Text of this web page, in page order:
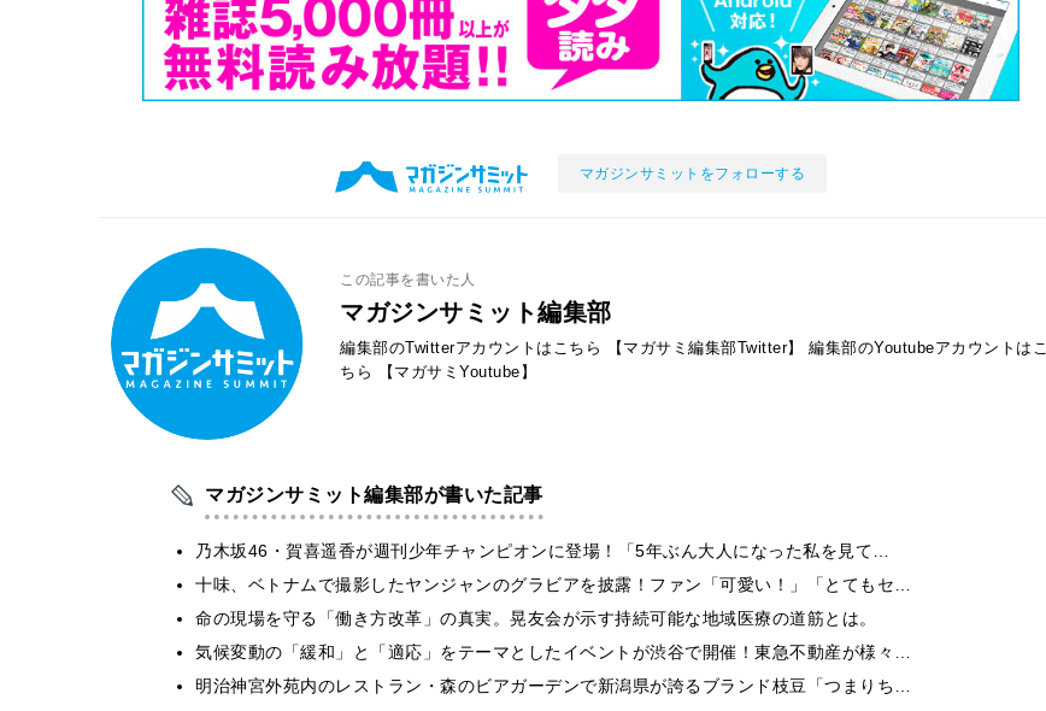
マガジンサミットをフォローする
この記事を書いた人
マガジンサミット編集部
編集部のTwitterアカウントはこちら 【マガサミ編集部Twitter】
編集部のYoutubeアカウントはこ
ちら
【マガサミYoutube】
マガジンサミット編集部が書いた記事
乃木坂46・賀喜遥香が週刊少年チャンピオンに登場！「5年ぶん大人になった私を見て…
十味、ベトナムで撮影したヤンジャンのグラビアを披露！ファン「可愛い！」「とてもセ…
​命の現場を守る「働き方改革」の真実。晃友会が示す持続可能な地域医療の道筋とは。
気候変動の「緩和」と「適応」をテーマとしたイベントが渋谷で開催！東急不動産が様々…
明治神宮外苑内のレストラン・森のビアガーデンで新潟県が誇るブランド枝豆「つまりち…